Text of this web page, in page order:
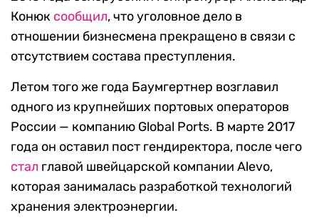
Конюк сообщил, что уголовное дело в
отношении бизнесмена прекращено в связи с
отсутствием состава преступления.
Летом того же года Баумгертнер возглавил
одного из крупнейших портовых операторов
России — компанию Global Ports. В марте 2017
года он оставил пост гендиректора, после чего
стал главой швейцарской компании Alevo,
которая занималась разработкой технологий
хранения электроэнергии.